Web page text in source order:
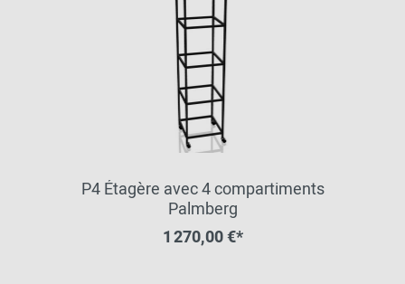
P4 Étagère avec 4 compartiments
Palmberg
1 270,00 €*